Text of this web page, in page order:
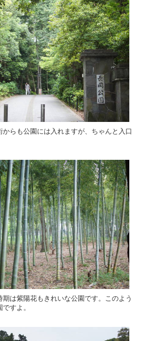
らも公園には入れますが、ちゃんと入口
は紫陽花もきれいな公園です。このよう
すよ。